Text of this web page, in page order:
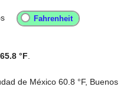
65.8 °F
de México 60.8 °F, Buenos